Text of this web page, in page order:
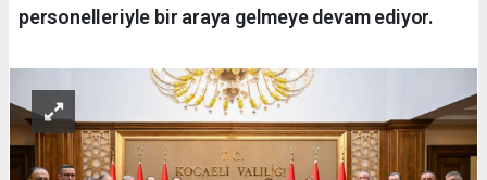
personelleriyle bir araya gelmeye devam ediyor.